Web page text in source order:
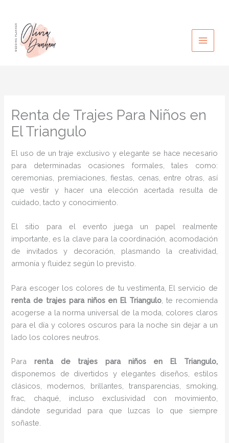
contenido
Renta de Trajes Para Niños en
El Triangulo
El uso de un traje exclusivo y elegante se hace necesario
para determinadas ocasiones formales, tales como:
ceremonias, premiaciones, fiestas, cenas, entre otras, así
que vestir y hacer una elección acertada resulta de
cuidado, tacto y conocimiento.
El sitio para el evento juega un papel realmente
importante, es la clave para la coordinación, acomodación
de invitados y decoración, plasmando la creatividad,
armonía y fluidez según lo previsto.
Para escoger los colores de tu vestimenta, El servicio de
renta de trajes para niños en El Triangulo, te recomienda
acogerse a la norma universal de la moda, colores claros
para el día y colores oscuros para la noche sin dejar a un
lado los colores neutros.
Pararenta de trajes para niñosen El Triangulo,
disponemos de divertidos y elegantes diseños, estilos
clásicos, modernos, brillantes, transparencias, smoking,
frac, chaqué, incluso exclusividad con movimiento,
dándote seguridad para que luzcas lo que siempre
soñaste.